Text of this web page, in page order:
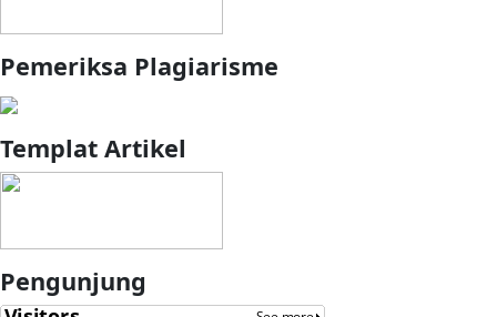
Pemeriksa Plagiarisme
Templat Artikel
Pengunjung